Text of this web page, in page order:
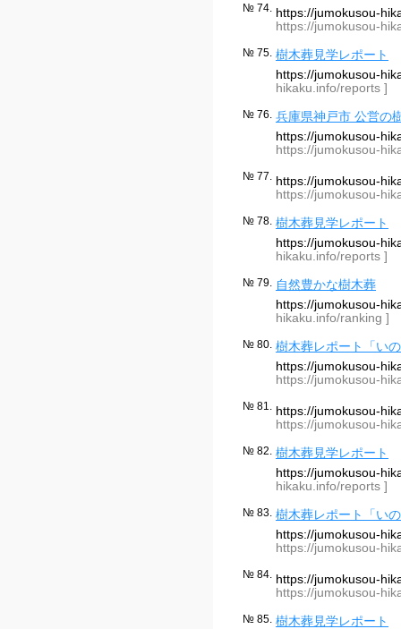
№ 74. https://jumokusou-
https://jumokusou-
№ 75. 樹木葬見学レポート
https://jumokusou-
hikaku.info/reports ]
№ 76. 兵庫県神戸市 公営の
https://jumokusou-
https://jumokusou-
№ 77. https://jumokusou-
https://jumokusou-
№ 78. 樹木葬見学レポート
https://jumokusou-
hikaku.info/reports ]
№ 79.
自然豊かな樹木葬
https://jumokusou-
hikaku.info/ranking ]
№ 80. 樹木葬レポート「い
https://jumokusou-
https://jumokusou-
№ 81. https://jumokusou-
https://jumokusou-
№ 82. 樹木葬見学レポート
https://jumokusou-
hikaku.info/reports ]
№ 83. 樹木葬レポート「い
https://jumokusou-
https://jumokusou-
№ 84. https://jumokusou-
https://jumokusou-
№ 85. 樹木葬見学レポート